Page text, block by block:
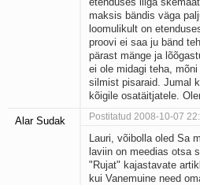
maksis bändis väga
loomulikult on
proovi ei saa ju bänd
pärast mänge ja
ei ole midagi teha,
silmist pisaraid. Jumal
kõigile osatäitjatele.
Alar Sudak Postitatud 2008-10-07
Lauri, võibolla oled Sa
laviin on meedias otsa
"Rujat" kajastavate
kui Vanemuine need